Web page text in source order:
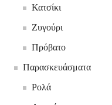
Κατσίκι
Ζυγούρι
Πρόβατο
Παρασκευάσματα
Ρολά